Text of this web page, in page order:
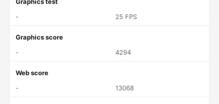
-
25 FPS
Graphics score
-
4294
Web score
-
13068